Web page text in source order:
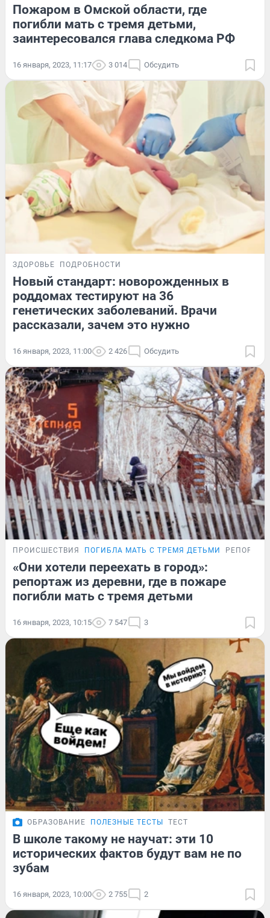
Пожаром в Омской области, где
погибли мать с тремя детьми,
заинтересовался глава следкома РФ
16 января, 2023, 11:17 3 014 Обсудить
ЗДОРОВЬЕ ПОДРОБНОСТИ
Новый стандарт: новорожденных в
роддомах тестируют на 36
генетических заболеваний. Врачи
рассказали, зачем это нужно
16 января, 2023, 11:00 2 426 Обсудить
ПРОИСШЕСТВИЯ ПОГИБЛА МАТЬ С ТРЕМЯ ДЕТЬМИ РЕПОРТАЖ
«Они хотели переехать в город»:
репортаж из деревни, где в пожаре
погибли мать с тремя детьми
16 января, 2023, 10:15 7 547 3
ОБРАЗОВАНИЕ ПОЛЕЗНЫЕ ТЕСТЫ ТЕСТ
В школе такому не научат: эти 10
исторических фактов будут вам не по
зубам
16 января, 2023, 10:00 2 755 2